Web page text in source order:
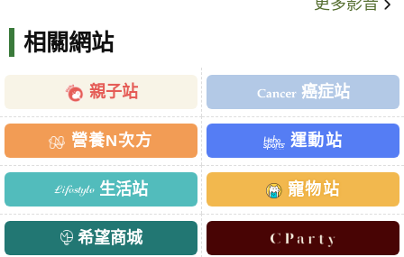
更多影音
相關網站
親子站 癌症站
營養N次方 運動站
生活站 寵物站
希望商城